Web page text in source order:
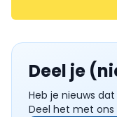
Deel je
Heb je nieuws
Deel het met